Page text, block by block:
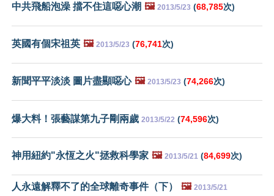
中共飛船泡澡 擋不住這噁心潮 🖼️ 2013/5/23 (68,785次)
英國有個宋祖英 🖼️ 2013/5/23 (76,741次)
新聞平平淡淡 圖片盡顯噁心 🖼️ 2013/5/23 (74,266次)
爆大料！張藝謀第九子剛兩歲 2013/5/22 (74,596次)
神用紐約"永恆之火"拯救科學家 🖼️ 2013/5/21 (84,699次)
人永遠解釋不了的全球離奇事件（下） 🖼️ 2013/5/21